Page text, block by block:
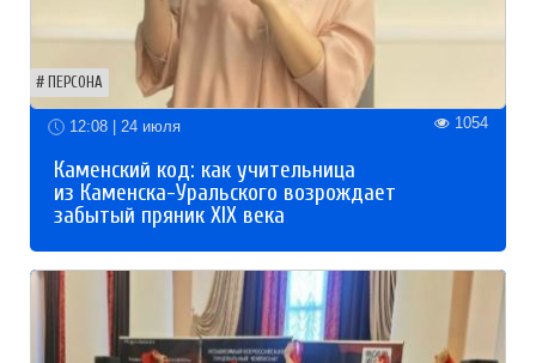
ПЕРСОНА
12:08 | 24 июля 1054
Каменский код: как учительница
из Каменска-Уральского возрождает
забытый пряник XIX века